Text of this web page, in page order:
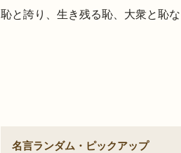
恥と誇り、生き残る恥、大衆と恥
名言ランダム・ピックアップ